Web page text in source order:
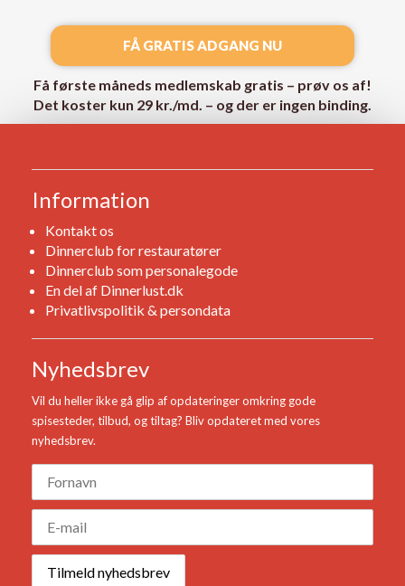
FÅ GRATIS ADGANG NU
Få første måneds medlemskab gratis – prøv os af!
Det koster kun 29 kr./md. – og der er ingen binding.
Information
Kontakt os
Dinnerclub for restauratører
Dinnerclub som personalegode
En del af Dinnerlust.dk
Privatlivspolitik & persondata
Nyhedsbrev
Vil du heller ikke gå glip af opdateringer omkring gode
spisesteder, tilbud, og tiltag? Bliv opdateret med vores
nyhedsbrev.